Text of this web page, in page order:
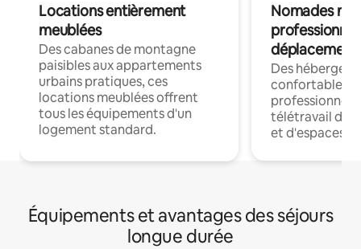
Locations entièrement
meublées
Des cabanes de montagne
paisibles aux appartements
urbains pratiques, ces
locations meublées offrent
tous les équipements d'un
logement standard.
Nomades
déplacement
Des
confortables
professionnels
télétravail
et d'espaces
Équipements et avantages des séjours
longue durée